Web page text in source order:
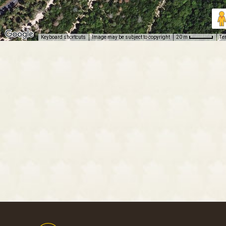
Keyboard shortcuts Image may be subject to copyright 20 m